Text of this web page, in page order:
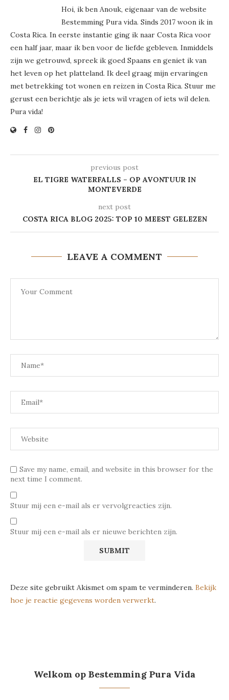
Hoi, ik ben Anouk, eigenaar van de website
Bestemming Pura vida. Sinds 2017 woon ik in
Costa Rica. In eerste instantie ging ik naar Costa Rica voor
een half jaar, maar ik ben voor de liefde gebleven. Inmiddels
zijn we getrouwd, spreek ik goed Spaans en geniet ik van
het leven op het platteland. Ik deel graag mijn ervaringen
met betrekking tot wonen en reizen in Costa Rica. Stuur me
gerust een berichtje als je iets wil vragen of iets wil delen.
Pura vida!
previous post
EL TIGRE WATERFALLS – OP AVONTUUR IN
MONTEVERDE
next post
COSTA RICA BLOG 2025: TOP 10 MEEST GELEZEN
LEAVE A COMMENT
Save my name, email, and website in this browser for the
next time I comment.
Stuur mij een e-mail als er vervolgreacties zijn.
Stuur mij een e-mail als er nieuwe berichten zijn.
Deze site gebruikt Akismet om spam te verminderen. Bekijk
hoe je reactie gegevens worden verwerkt.
Welkom op Bestemming Pura Vida